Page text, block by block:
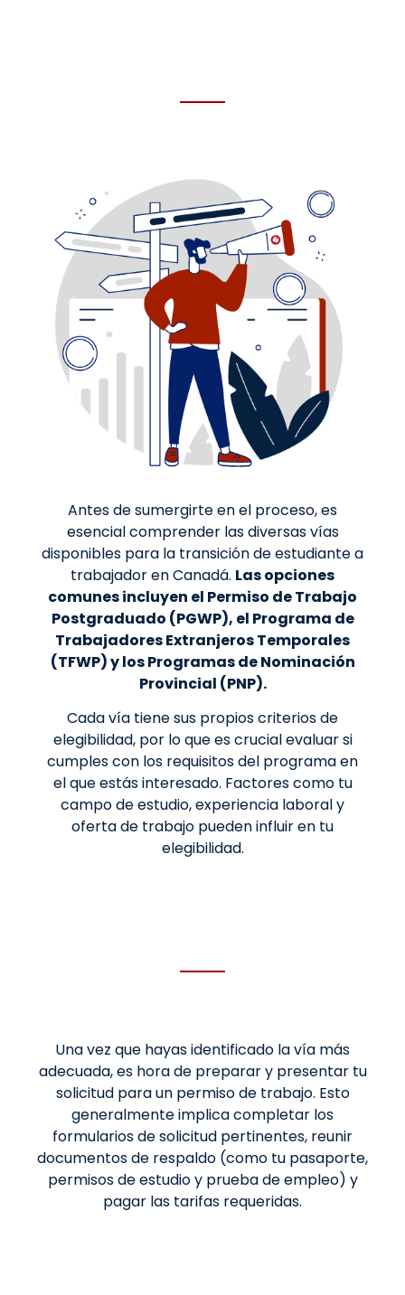
Antes de sumergirte en el proceso, es
esencial comprender las diversas vías
disponibles para la transición de estudiante a
trabajador en Canadá. Las opciones
comunes incluyen el Permiso de Trabajo
Postgraduado (PGWP), el Programa de
Trabajadores Extranjeros Temporales
(TFWP) y los Programas de Nominación
Provincial (PNP).
Cada vía tiene sus propios criterios de
elegibilidad, por lo que es crucial evaluar si
cumples con los requisitos del programa en
el que estás interesado. Factores como tu
campo de estudio, experiencia laboral y
oferta de trabajo pueden influir en tu
elegibilidad.
Una vez que hayas identificado la vía más
adecuada, es hora de preparar y presentar tu
solicitud para un permiso de trabajo. Esto
generalmente implica completar los
formularios de solicitud pertinentes, reunir
documentos de respaldo (como tu pasaporte,
permisos de estudio y prueba de empleo) y
pagar las tarifas requeridas.